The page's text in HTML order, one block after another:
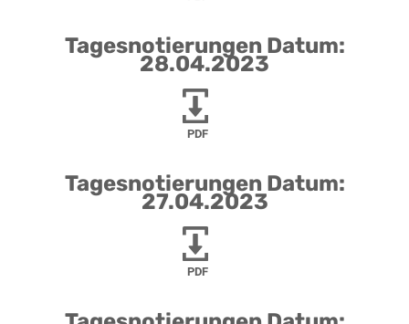
Tagesnotierungen Datum:
28.04.2023
PDF
Tagesnotierungen Datum:
27.04.2023
PDF